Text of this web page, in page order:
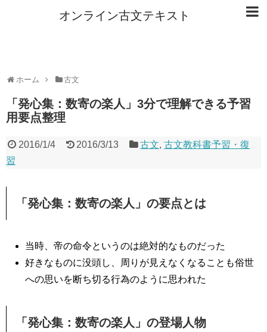
オンライン古文テキスト
ホーム 古文
「発心集：数寄の楽人」3分で理解できる予習
用要点整理
2016/1/4 2016/3/13 古文,古文教科書予習・復
習
「発心集：数寄の楽人」の要点とは
当時、帝の命令というのは絶対的なものだった
好きなものに没頭し、周りが見えなくなることも俗世
への思いを断ち切る行為のように思われた
「発心集：数寄の楽人」の登場人物